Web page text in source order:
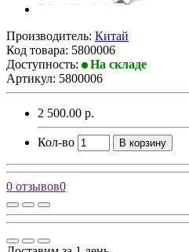
Производитель: Китай
Код товара: 5800006
Доступность:
На складе
Артикул: 5800006
2 500.00 р.
Кол-во В корзину
0 отзывов0